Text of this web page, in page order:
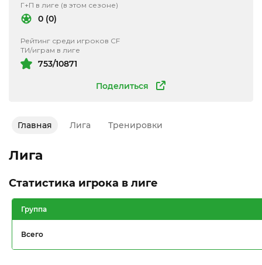
Поделиться
Г+П в лиге (в этом сезоне)
0 (0)
Рейтинг среди игроков CF
ТИ/играм в лиге
753/10871
Главная Лига Тренировки
Лига
Статистика игрока в лиге
Группа
Всего